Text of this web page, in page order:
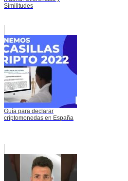
Similitudes
Guía para declarar
criptomonedas en España